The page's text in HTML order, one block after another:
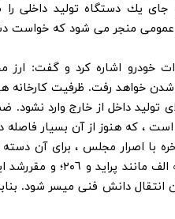
جاى يك دستگاه توليد داخلى
عمومى منجر مى شود كه
خودرو اشاره کرد و گفت: ارز
خواهد رفت. ظرفيت كارخانه
داخل از خارج وارد نشود.
، كه هنوز از آن بسيار فاصله
با اصرار مجلس ، براى آن
شد كه جوابگوى نياز عمومى باشد،
دانش فنى ميسر شود.